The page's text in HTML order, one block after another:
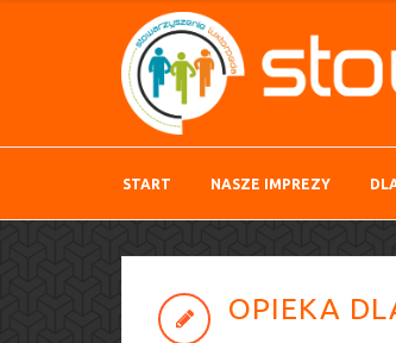
START NASZE IMPREZY
OPIEKA